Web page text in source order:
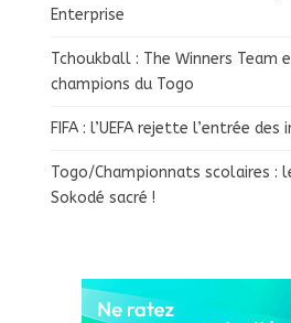
Enterprise
Tchoukball : The Winners Team
champions du Togo
FIFA : l’UEFA rejette l’entrée des
Togo/Championnats scolaires :
Sokodé sacré !